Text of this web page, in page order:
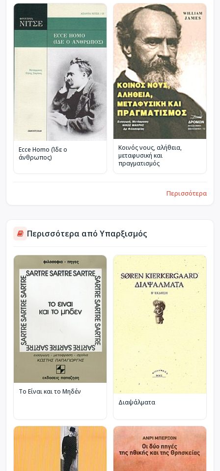
Ecce Homo (Ίδε ο
άνθρωπος)
Κοινός νους, αλήθεια,
μεταφυσική και
πραγματισμός
Περισσότερα
Περισσότερα από Υπαρξισμός
Το Είναι και το Μηδέν
Διαψάλματα